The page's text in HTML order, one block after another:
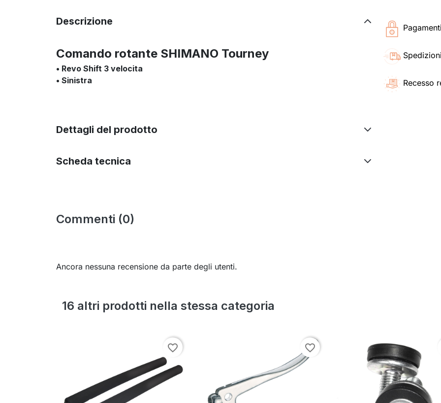
Recesso
Descrizione
Comando rotante SHIMANO Tourney
• Revo Shift 3 velocita
• Sinistra
Dettagli del prodotto
Scheda tecnica
Commenti (0)
Ancora nessuna recensione da parte degli utenti.
16 altri prodotti nella stessa categoria
favorite_border favorite_border